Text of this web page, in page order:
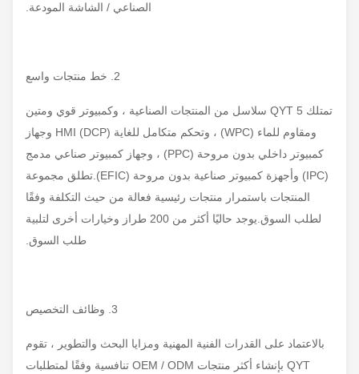
الصناعي / الشاشة المودعة.
تمتلك QYT 5 سلاسل من المنتجات الصناعية ، وكمبيوتر قوي ومتين
ومقاوم للماء (WPC) ، وتحكم متكامل للغاية HMI (DCP) وجهاز
كمبيوتر داخلي بدون مروحة (PPC) ، وجهاز كمبيوتر صناعي مدمج
(IPC) وأجهزة كمبيوتر صناعية بدون مروحة (EFIC).تطلق مجموعة
المنتجات باستمرار منتجات رئيسية فعالة من حيث التكلفة وفقًا
لطلب السوق.يوجد حاليًا أكثر من 200 طراز وخيارات أخرى لتلبية
طلب السوق.
بالاعتماد على القدرات الفنية المهنية ومزايا البحث والتطوير ، تقوم
QYT بإنشاء أكثر منتجات OEM / ODM تنافسية وفقًا لمتطلبات